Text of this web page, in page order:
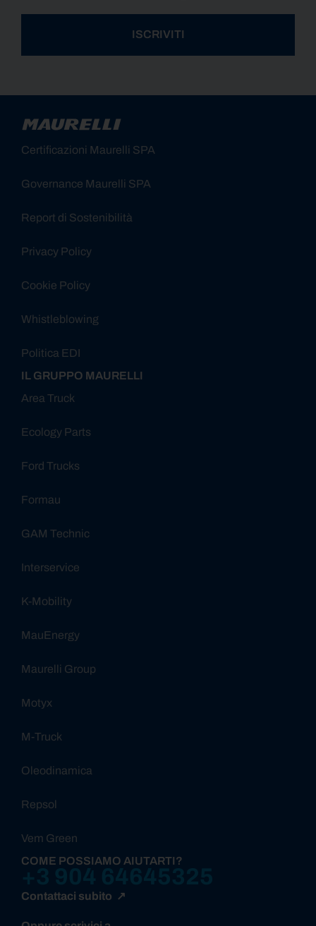
ISCRIVITI
Certificazioni Maurelli SPA
Governance Maurelli SPA
Report di Sostenibilità
Privacy Policy
Cookie Policy
Whistleblowing
Politica EDI
IL GRUPPO MAURELLI
Area Truck
Ecology Parts
Ford Trucks
Formau
GAM Technic
Interservice
K-Mobility
MauEnergy
Maurelli Group
Motyx
M-Truck
Oleodinamica
Repsol
Vem Green
COME POSSIAMO AIUTARTI?
Contattaci subito ↗